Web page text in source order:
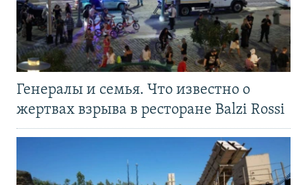
Генералы и семья. Что известно о
жертвах взрыва в ресторане Balzi Rossi